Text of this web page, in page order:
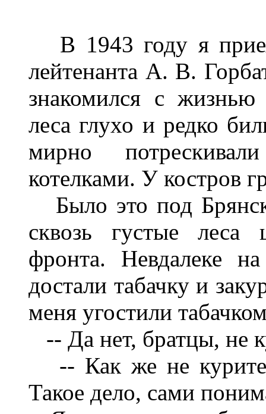
В 1943 году я
лейтенанта А. В.
знакомился с
леса глухо и редко
мирно
котелками. У костров
Было это под
сквозь густые
фронта. Невдалеке
достали табачку и
меня угостили
-- Да нет, братцы, не
-- Как же не
Такое дело, сами